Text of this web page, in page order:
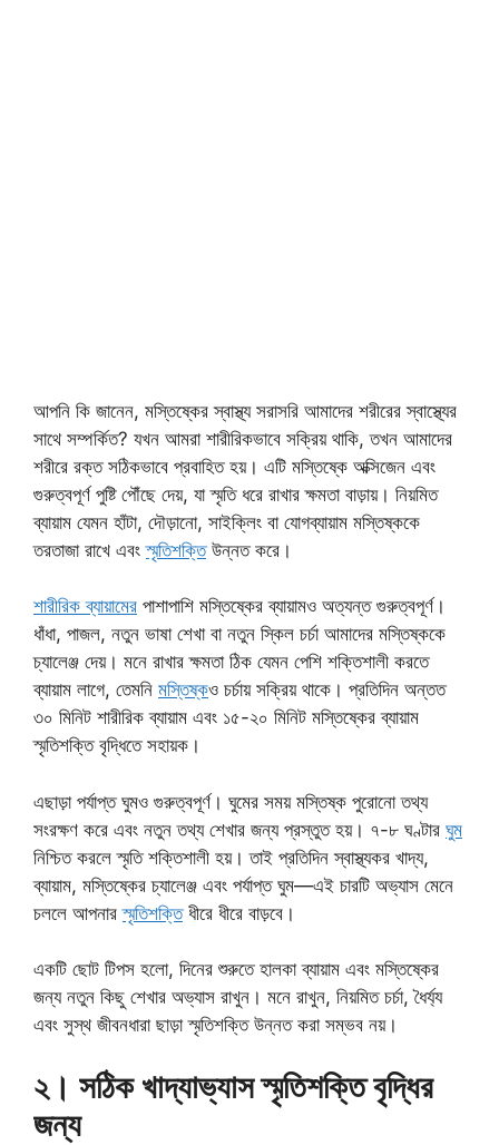
আপনি কি জানেন, মস্তিষ্কের স্বাস্থ্য সরাসরি আমাদের শরীরের স্বাস্থ্যের
সাথে সম্পর্কিত? যখন আমরা শারীরিকভাবে সক্রিয় থাকি, তখন আমাদের
শরীরে রক্ত সঠিকভাবে প্রবাহিত হয়। এটি মস্তিষ্কে অক্সিজেন এবং
গুরুত্বপূর্ণ পুষ্টি পৌঁছে দেয়, যা স্মৃতি ধরে রাখার ক্ষমতা বাড়ায়। নিয়মিত
ব্যায়াম যেমন হাঁটা, দৌড়ানো, সাইক্লিং বা যোগব্যায়াম মস্তিষ্ককে
তরতাজা রাখে এবংস্মৃতিশক্তিউন্নত করে।
শারীরিক ব্যায়ামের পাশাপাশি মস্তিষ্কের ব্যায়ামও অত্যন্ত গুরুত্বপূর্ণ।
ধাঁধা, পাজল, নতুন ভাষা শেখা বা নতুন স্কিল চর্চা আমাদের মস্তিষ্ককে
চ্যালেঞ্জ দেয়। মনে রাখার ক্ষমতা ঠিক যেমন পেশি শক্তিশালী করতে
ব্যায়াম লাগে, তেমনি মস্তিষ্কও চর্চায় সক্রিয় থাকে। প্রতিদিন অন্তত
৩০ মিনিট শারীরিক ব্যায়াম এবং ১৫-২০ মিনিট মস্তিষ্কের ব্যায়াম
স্মৃতিশক্তি বৃদ্ধিতে সহায়ক।
এছাড়া পর্যাপ্ত ঘুমও গুরুত্বপূর্ণ। ঘুমের সময় মস্তিষ্ক পুরোনো তথ্য
সংরক্ষণ করে এবং নতুন তথ্য শেখার জন্য প্রস্তুত হয়। ৭-৮ ঘণ্টার ঘুম
নিশ্চিত করলে স্মৃতি শক্তিশালী হয়। তাই প্রতিদিন স্বাস্থ্যকর খাদ্য,
ব্যায়াম, মস্তিষ্কের চ্যালেঞ্জ এবং পর্যাপ্ত ঘুম—এই চারটি অভ্যাস মেনে
চললে আপনারস্মৃতিশক্তিধীরে ধীরে বাড়বে।
একটি ছোট টিপস হলো, দিনের শুরুতে হালকা ব্যায়াম এবং মস্তিষ্কের
জন্য নতুন কিছু শেখার অভ্যাস রাখুন। মনে রাখুন, নিয়মিত চর্চা, ধৈর্য্য
এবং সুস্থ জীবনধারা ছাড়া স্মৃতিশক্তি উন্নত করা সম্ভব নয়।
২। সঠিক খাদ্যাভ্যাস স্মৃতিশক্তি বৃদ্ধির
জন্য